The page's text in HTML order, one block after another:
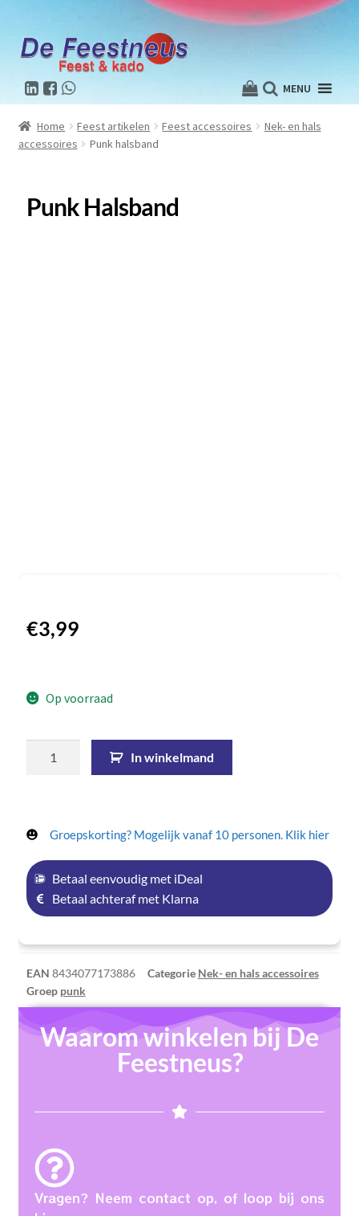
MENU
Home Feest artikelen Feest accessoires
Nek- en hals
accessoires
Punk halsband
Punk Halsband
€3,99
Op voorraad
In winkelmand
Groepskorting? Mogelijk vanaf 10 personen. Klik hier
Betaal eenvoudig met iDeal
Betaal achteraf met Klarna
EAN 8434077173886 Categorie Nek- en hals accessoires
Groep punk
Waarom winkelen bij De
Feestneus?
Vragen? Neem contact op, of loop bij ons